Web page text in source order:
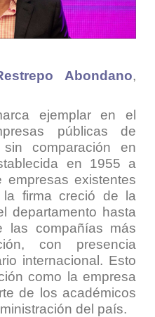
Abondano,
ejemplar en el
públicas de
comparación en
en 1955 a
existentes
la firma creció de la
departamento hasta
las compañías más
con presencia
internacional. Esto
como la empresa
de los académicos
del país.